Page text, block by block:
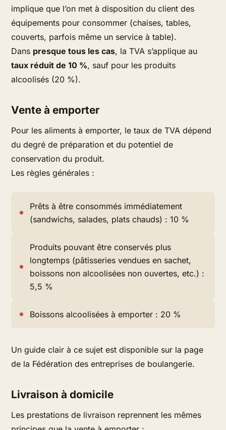
implique que l’on met à disposition du client des
équipements pour consommer (chaises, tables,
couverts, parfois même un service à table).
Dans presque tous les cas, la TVA s’applique au
taux réduit de 10 %, sauf pour les produits
alcoolisés (20 %).
Vente à emporter
Pour les aliments à emporter, le taux de TVA dépend
du degré de préparation et du potentiel de
conservation du produit.
Les règles générales :
Prêts à être consommés immédiatement
(sandwichs, salades, plats chauds) : 10 %
Produits pouvant être conservés plus
longtemps (pâtisseries vendues en sachet,
boissons non alcoolisées non ouvertes, etc.) :
5,5 %
Boissons alcoolisées à emporter : 20 %
Un guide clair à ce sujet est disponible sur la page
de la Fédération des entreprises de boulangerie.
Livraison à domicile
Les prestations de livraison reprennent les mêmes